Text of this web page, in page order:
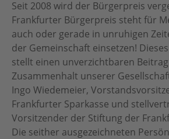
Partner
Partnersportkreise
AGB
Downloads
Seit 2008 wird der Bürgerpreis
Frankfurter Bürgerpreis steht für
auch oder gerade in unruhigen
der Gemeinschaft einsetzen!
stellt einen unverzichtbaren
Zusammenhalt unserer
Ingo Wiedemeier,
Frankfurter Sparkasse und
Vorsitzender der Stiftung der
Die seither ausgezeichneten